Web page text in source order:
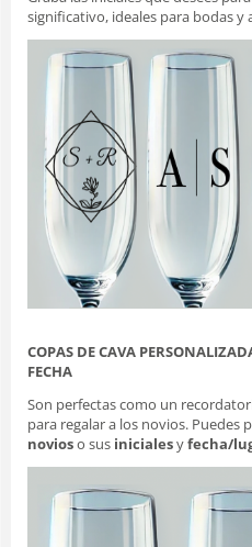
significativo, ideales para bodas y
COPAS DE CAVA
FECHA
Son perfectas como un
para regalar a los novios. Puedes
novioso sus inicialesyfecha/